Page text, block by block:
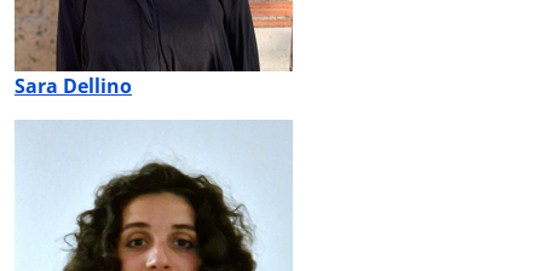
Sara Dellino